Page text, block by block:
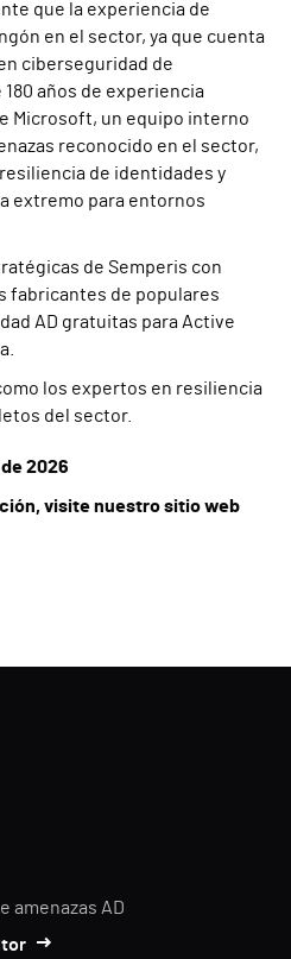
que la experiencia de
en el sector, ya que cuenta
ciberseguridad de
años de experiencia
Microsoft, un equipo interno
reconocido en el sector,
de identidades y
extremo para entornos
de Semperis con
fabricantes de populares
AD gratuitas para Active
los expertos en resiliencia
del sector.
2026
visite nuestro sitio web
amenazas AD